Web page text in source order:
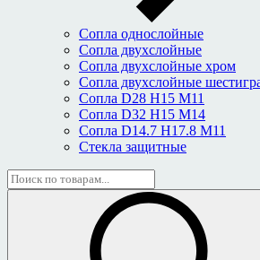
Сопла однослойные
Сопла двухслойные
Сопла двухслойные хром
Сопла двухслойные
Сопла D28 H15 M11
Сопла D32 H15 M14
Сопла D14.7 H17.8 M11
Стекла защитные